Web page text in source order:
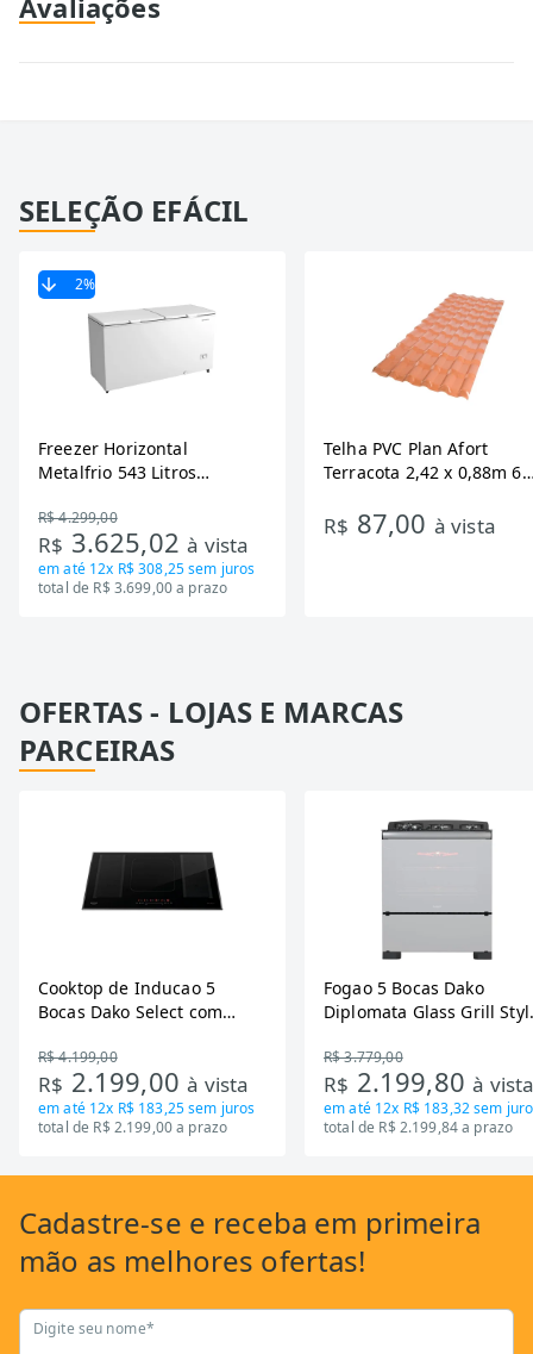
Avaliações
SELEÇÃO EFÁCIL
2%
Freezer Horizontal
Metalfrio 543 Litros
Tecnologia Inverter, Branco,
Bivolt
R$ 4.299,00
R$ 3.625,02à vista
em até 12x R$ 308,25sem juros
total de R$ 3.699,00 a prazo
Telha PVC Plan Afort
Terracota 2,42 x 0,88m 6
R$ 87,00 à vista
OFERTAS - LOJAS E MARCAS
PARCEIRAS
Cooktop de Inducao 5
Bocas Dako Select com
R$ 4.199,00
R$ 2.199,00à vista
em até 12x R$ 183,25sem juros
total de R$ 2.199,00 a prazo
Fogao 5 Bocas Dako
Diplomata Glass Grill
R$ 3.779,00
R$ 2.199,80à
em até 12x R$ 183,32sem
total de R$ 2.199,84 a prazo
Cadastre-se e receba em primeira
mão as melhores ofertas!
Digite seu nome*